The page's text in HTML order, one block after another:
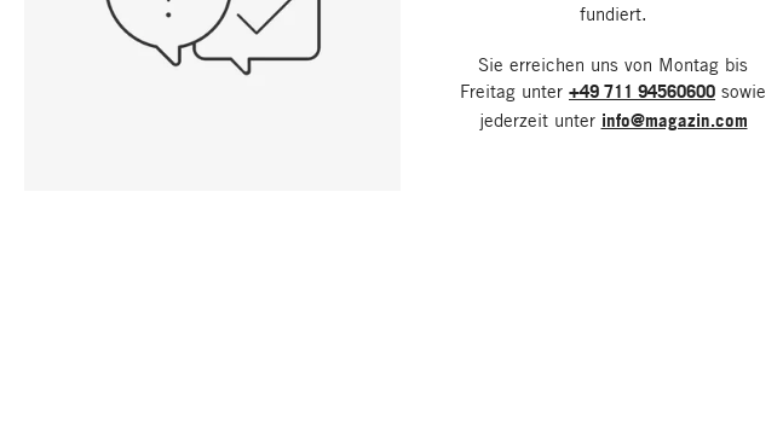
fundiert.
Sie erreichen uns von Montag bis
Freitag unter +49 711 94560600 sowie
jederzeit unter info@magazin.com